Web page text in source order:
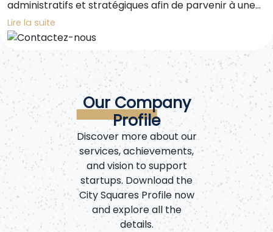
performances administratives et financières
administratifs et stratégiques afin de parvenir à une
croissance durable et efficace.
Lire la suite
Our Company
Profile
Discover more about our
services, achievements,
and vision to support
startups. Download the
City Squares Profile now
and explore all the
details.